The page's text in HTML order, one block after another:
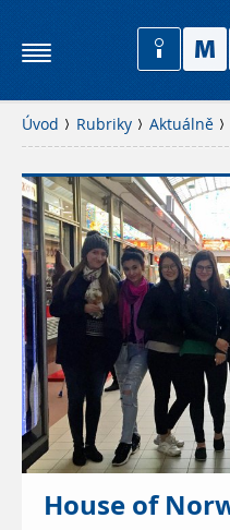
Úvod Rubriky Aktuálně
House of